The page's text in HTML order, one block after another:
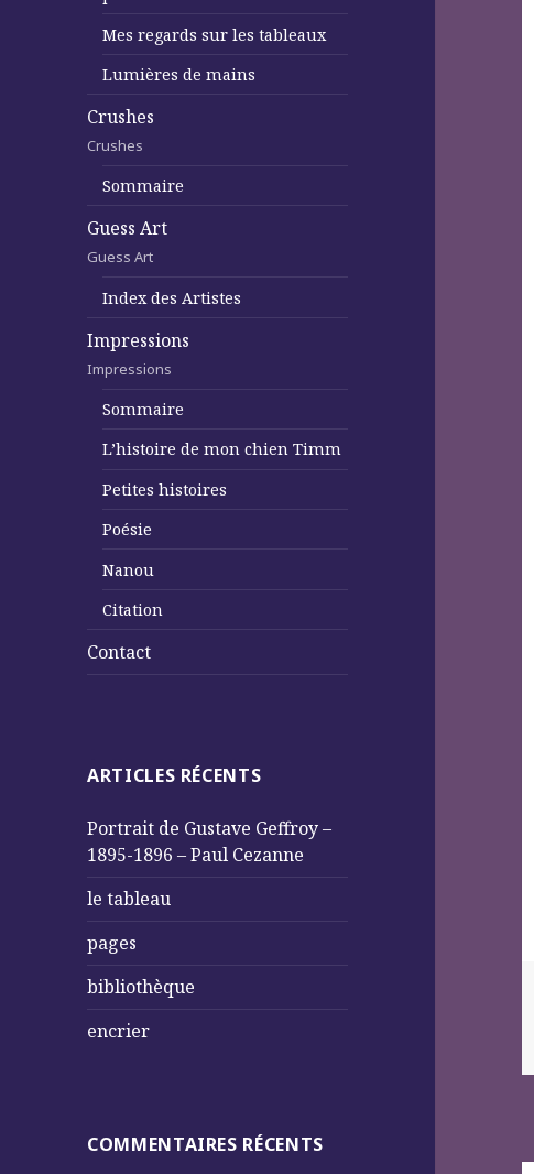
Mes regards sur les tableaux
Lumières de mains
Crushes
Crushes
Sommaire
Guess Art
Guess Art
Index des Artistes
Impressions
Impressions
Sommaire
L’histoire de mon chien Timm
Petites histoires
Poésie
Nanou
Citation
Contact
ARTICLES RÉCENTS
Portrait de Gustave Geffroy –
1895-1896 – Paul Cezanne
le tableau
pages
bibliothèque
encrier
COMMENTAIRES RÉCENTS